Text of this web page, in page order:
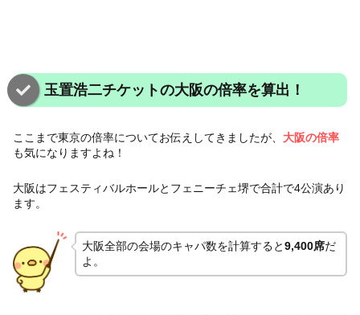
玉置浩二チケットの大阪の倍率を算出！
ここまで東京の倍率についてお伝えしてきましたが、 大阪の倍率
も気になりますよね！
大阪はフェスティバルホールとフェニーチェ堺で合計で4公演あり
ます。
大阪全部の会場のキャパ数を計算すると9,400席だ
よ。